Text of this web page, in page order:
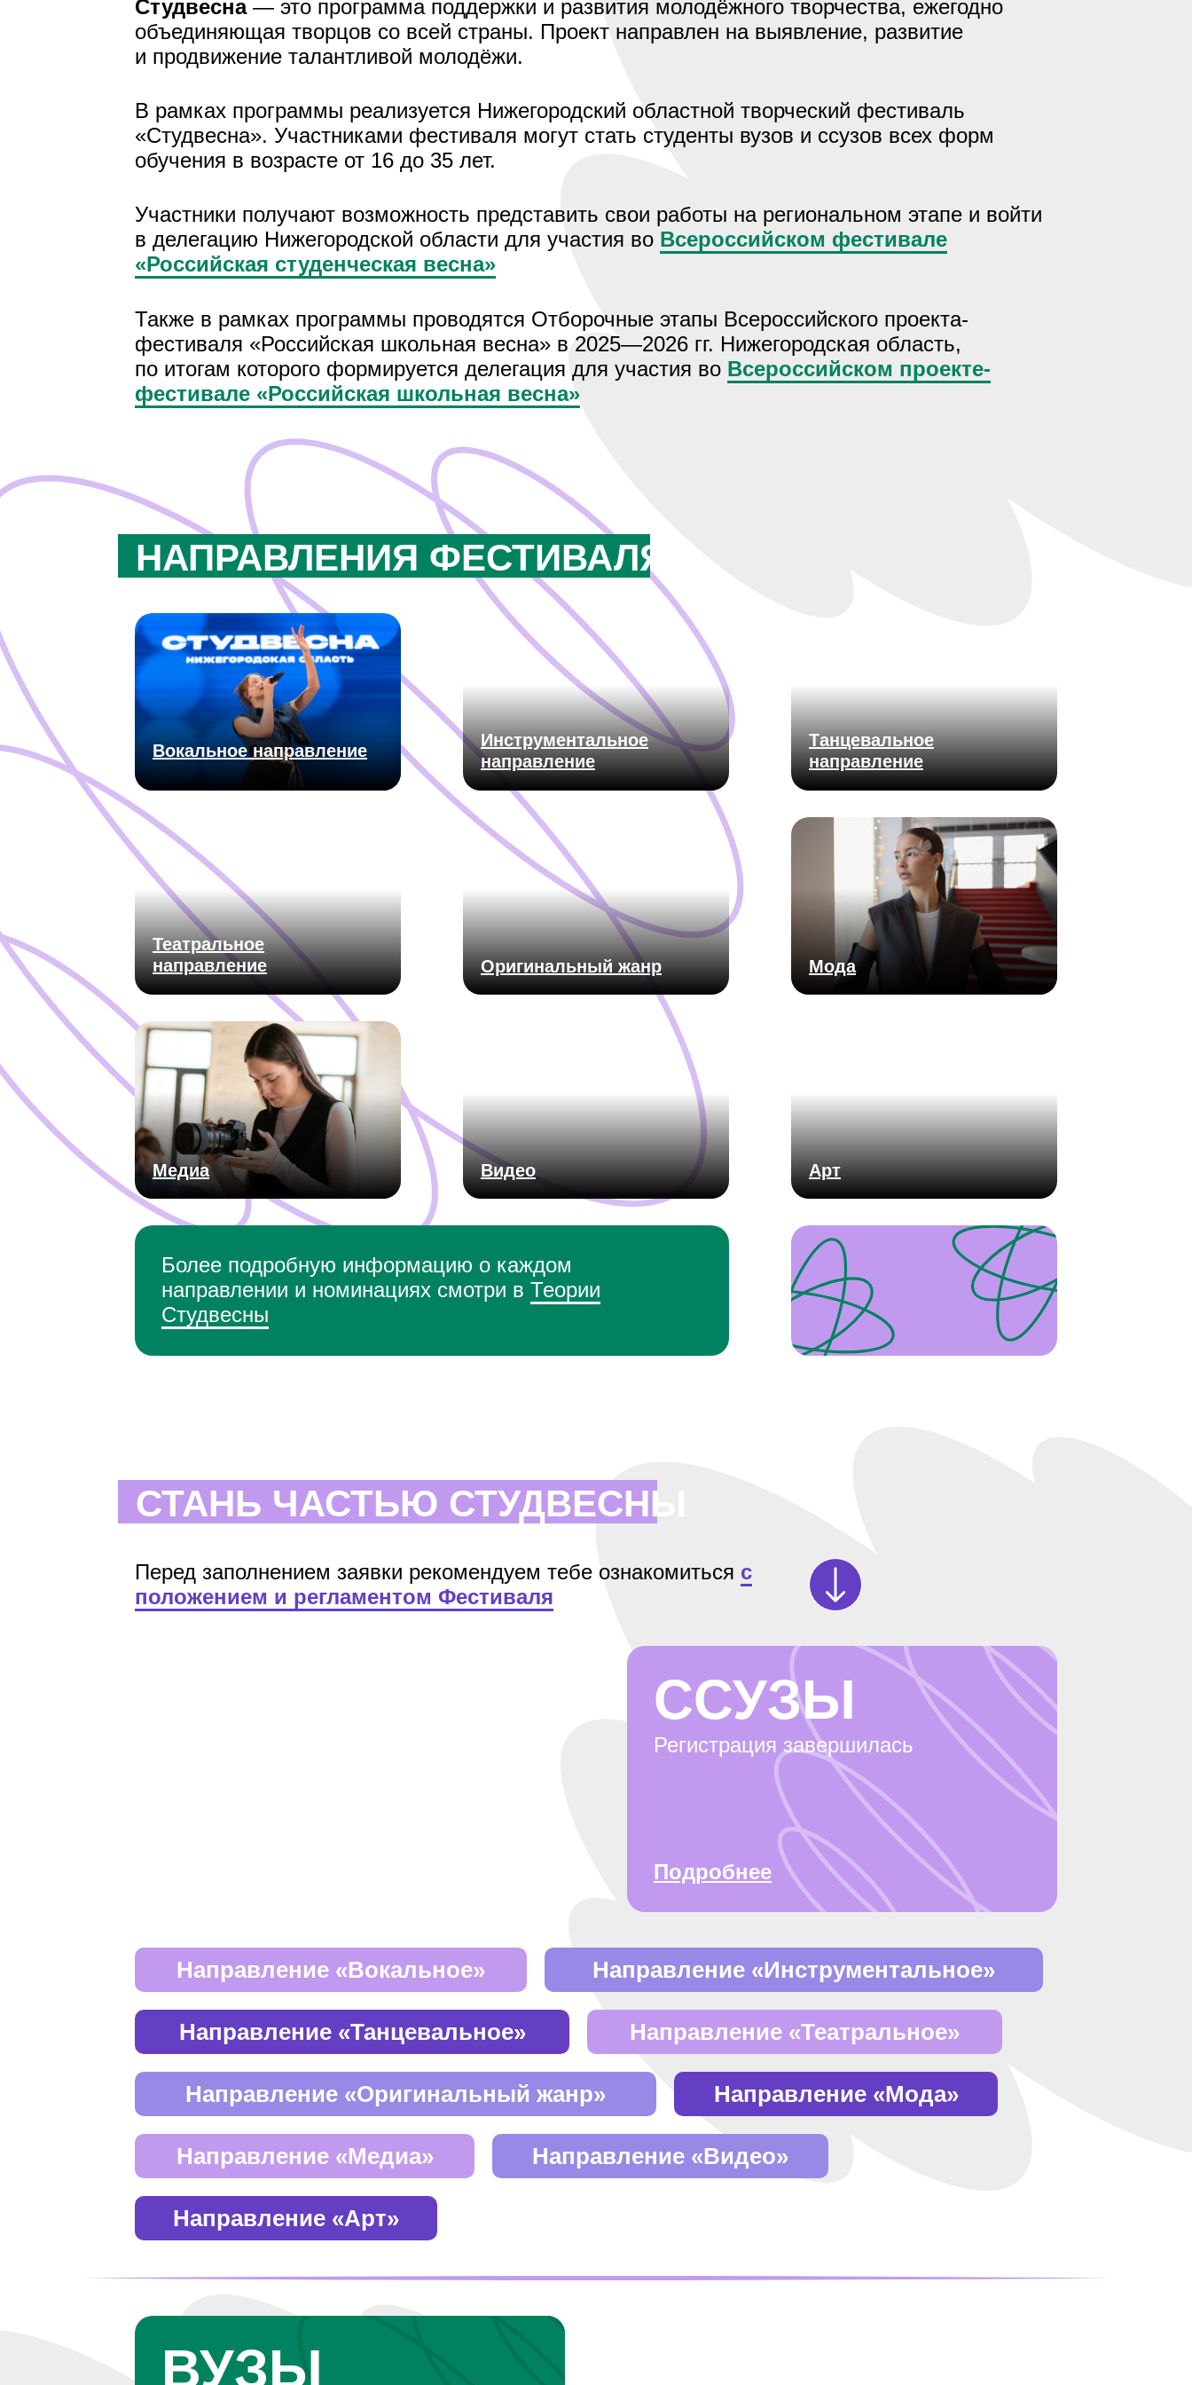
Также в рамках программы проводятся Отборочные этапы Всероссийского проекта-
фестиваля «Российская школьная весна» в 2025—2026 гг. Нижегородская область,
по итогам которого формируется делегация для участия во Всероссийском проекте-
фестивале «Российская школьная весна»
Участники получают возможность представить свои работы на региональном этапе и войти
в делегацию Нижегородской области для участия во Всероссийском фестивале
«Российская студенческая весна»
В рамках программы реализуется Нижегородский областной творческий фестиваль
«Студвесна». Участниками фестиваля могут стать студенты вузов и ссузов всех форм
обучения в возрасте от 16 до 35 лет.
Студвесна— это программа поддержки и развития молодёжного творчества, ежегодно
объединяющая творцов со всей страны. Проект направлен на выявление, развитие
и продвижение талантливой молодёжи.
НАПРАВЛЕНИЯ ФЕСТИВАЛЯ
Мода
Арт
Видео
Медиа
Оригинальный жанр
Театральное
направление
Танцевальное
направление
Инструментальное
направление
Вокальное направление
Более подробную информацию о каждом
направлении и номинациях смотри в Теории
Студвесны
СТАНЬ ЧАСТЬЮ СТУДВЕСНЫ
Перед заполнением заявки рекомендуем тебе ознакомиться с
положением и регламентом Фестиваля
Направление «Видео»
Направление «Медиа»
Направление «Арт»
Направление «Мода»
Направление «Оригинальный жанр»
Направление «Театральное»
Направление «Танцевальное»
Направление «Инструментальное»
Направление «Вокальное»
Подробнее
ССУЗЫ
ВУЗЫ
Регистрация завершилась